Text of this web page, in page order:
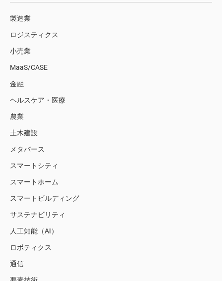
製造業
ロジスティクス
小売業
MaaS/CASE
金融
ヘルスケア・医療
農業
土木建設
メタバース
スマートシティ
スマートホーム
スマートビルディング
サステナビリティ
人工知能（AI）
ロボティクス
通信